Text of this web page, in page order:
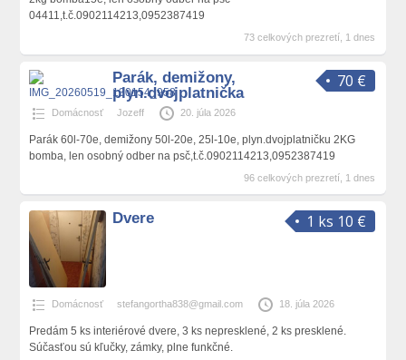
04411,t.č.0902114213,0952387419
73 celkových prezretí, 1 dnes
70 €
Parák, demižony,
plyn.dvojplatnička
Domácnosť Jozeff 20. júla 2026
Parák 60l-70e, demižony 50l-20e, 25l-10e, plyn.dvojplatničku 2KG
bomba, len osobný odber na psč,t.č.0902114213,0952387419
96 celkových prezretí, 1 dnes
1 ks 10 €
Dvere
Domácnosť stefangortha838@gmail.com 18. júla 2026
Predám 5 ks interiérové dvere, 3 ks nepresklené, 2 ks presklené.
Súčasťou sú kľučky, zámky, plne funkčné.